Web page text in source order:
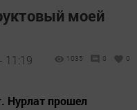
моей
11:19 1035 0 0
Нурлат прошел